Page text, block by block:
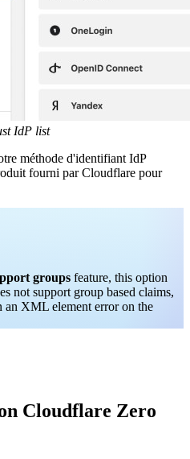
IdP list
méthode d'identifiant IdP
fourni par Cloudflare pour
groups feature, this option
not support group based claims,
XML element error on the
Cloudflare Zero